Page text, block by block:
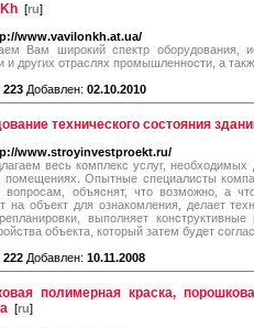
[ru]
www.vavilonkh.at.ua/
Вам широкий спектр оборудования,
и других отраслях промышленности, а
223 Добавлен: 02.10.2010
технического состояния
www.stroyinvestproekt.ru/
весь комплекс услуг,
помещениях. Опытные специалисты
объяснят, что возможно, а
на объект для ознакомления, делает
выполняет
объекта, который затем будет
222 Добавлен: 10.11.2008
полимерная краска,
[ru]